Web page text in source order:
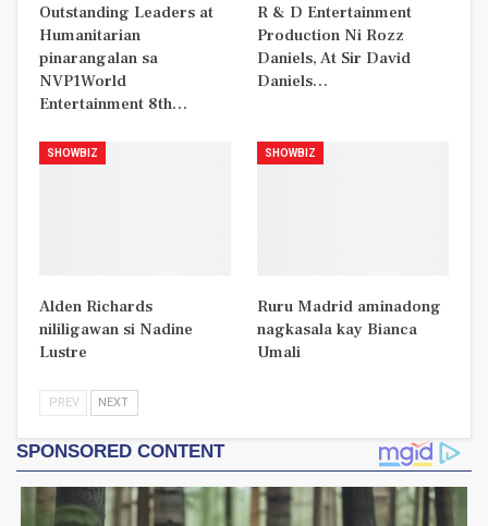
Outstanding Leaders at
Humanitarian
pinarangalan sa
NVP1World
Entertainment 8th…
R & D Entertainment
Production Ni Rozz
Daniels, At Sir David
Daniels…
SHOWBIZ
Alden Richards
nililigawan si Nadine
Lustre
SHOWBIZ
Ruru Madrid aminadong
nagkasala kay Bianca
Umali
PREV NEXT